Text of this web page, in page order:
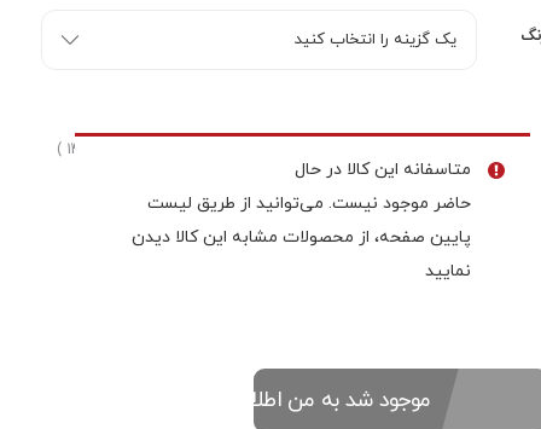
متاسفانه این کالا در حال
حاضر موجود نیست. می‌توانید از طریق لیست
پایین صفحه، از محصولات مشابه این کالا دیدن
نمایید
موجود شد به من اطلاع بده